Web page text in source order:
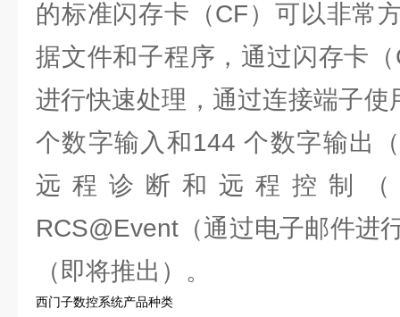
的标准闪存卡（CF）可以非常
据文件和子程序，通过闪存卡
进行快速处理，通过连接端子
个数字输入和144 个数字输出
远程诊断和远程控制（
RCS@Event（通过电子邮件进
（即将推出）。
西门子数控系统产品种类